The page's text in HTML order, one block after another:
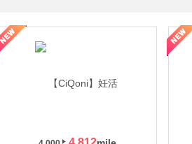
の信頼と高価買取を実現！ブランド品・貴